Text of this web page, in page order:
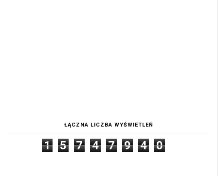
ŁĄCZNA LICZBA WYŚWIETLEŃ
1 5 7 4 7 9 4 0